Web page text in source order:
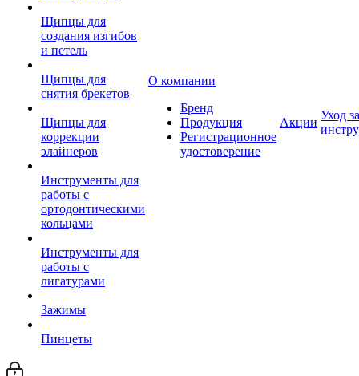
Щипцы для
создания изгибов
и петель
Щипцы для
снятия брекетов
Щипцы для
коррекции
элайнеров
Инструменты для
работы с
ортодонтическими
кольцами
Инструменты для
работы с
лигатурами
Зажимы
Пинцеты
О компании
Бренд
Продукция
Регистрационное
удостоверение
Акции
Уход за